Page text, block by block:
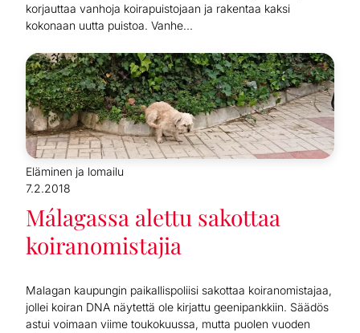
korjauttaa vanhoja koirapuistojaan ja rakentaa kaksi
kokonaan uutta puistoa. Vanhe...
Eläminen ja lomailu
7.2.2018
Málagassa alettu sakottaa
koiranomistajia
Malagan kaupungin paikallispoliisi sakottaa koiranomistajaa,
jollei koiran DNA näytettä ole kirjattu geenipankkiin. Säädös
astui voimaan viime toukokuussa, mutta puolen vuoden